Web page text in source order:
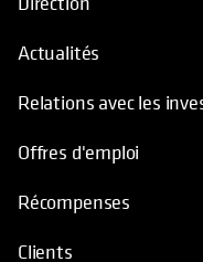
Actualités
Relations avec les
Offres d'emploi
Récompenses
Clients